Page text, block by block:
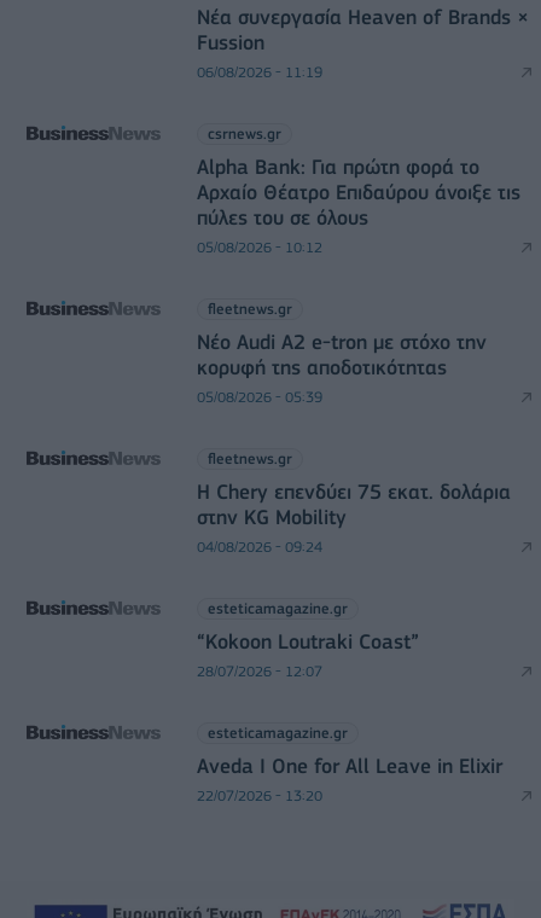
Νέα συνεργασία Heaven of Brands ×
Fussion
06/08/2026 - 11:19
csrnews.gr
Alpha Bank: Για πρώτη φορά το
Αρχαίο Θέατρο Επιδαύρου άνοιξε τις
πύλες του σε όλους
05/08/2026 - 10:12
fleetnews.gr
Νέο Audi A2 e-tron με στόχο την
κορυφή της αποδοτικότητας
05/08/2026 - 05:39
fleetnews.gr
Η Chery επενδύει 75 εκατ. δολάρια
στην KG Mobility
04/08/2026 - 09:24
esteticamagazine.gr
“Kokoon Loutraki Coast”
28/07/2026 - 12:07
esteticamagazine.gr
Aveda I One for All Leave in Elixir
22/07/2026 - 13:20